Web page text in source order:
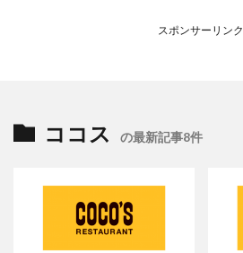
スポンサーリンク
ココス の最新記事8件